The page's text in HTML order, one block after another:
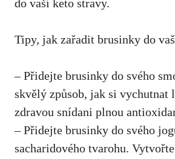
do vaší keto stravy.
Tipy, jak zařadit brusinky do
– Přidejte brusinky do svého
skvělý způsob, jak si vychutnat
zdravou snídani plnou
– Přidejte brusinky do svého
sacharidového tvarohu.